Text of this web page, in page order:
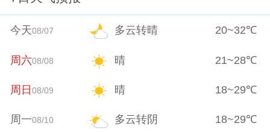
今天08/07 多云转晴 20~32℃
周六08/08 晴 21~28℃
周日08/09 晴 18~29℃
周一08/10 多云转阴 18~29℃